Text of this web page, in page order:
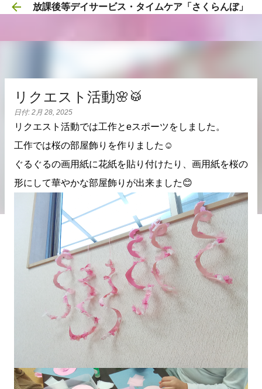
スキップしてメイン コンテンツに移動
放課後等デイサービス・タイムケア「さくらんぼ」
リクエスト活動🌸🥁
日付: 2月 28, 2025
リクエスト活動では工作とeスポーツをしました。
工作では桜の部屋飾りを作りました☺️
ぐるぐるの画用紙に花紙を貼り付けたり、画用紙を桜の
形にして華やかな部屋飾りが出来ました😊